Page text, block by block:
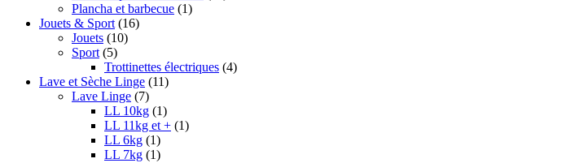
Plancha et barbecue (1)
Jouets & Sport (16)
Jouets (10)
Sport (5)
Trottinettes électriques (4)
Lave et Sèche Linge (11)
Lave Linge (7)
LL 10kg (1)
LL 11kg et + (1)
LL 6kg (1)
LL 7kg (1)